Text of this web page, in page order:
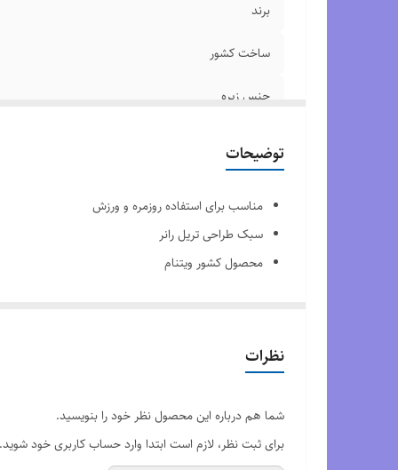
برند
ساخت کشور
جنس زیره
توضیحات
مناسب برای استفاده روزمره و ورزش
سبک طراحی تریل رانر
محصول کشور ویتنام
جنس زیره رابر و پی یو
لایه میانی ایوا
نظرات
شما هم درباره این محصول نظر خود را بنویسید.
برای ثبت نظر، لازم است ابتدا وارد حساب کاربری خود شوید.